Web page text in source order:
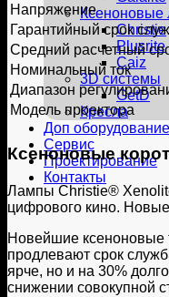
Ксеноновые
Christie
Plusrite
Caiz
3D системы
GetD
Кресла
Доп оборудование
Сервис
Проектирование
Контакты
Напряжение
Гарантийный срок
Средний расчетный
Номинальный ток
Диапазон
Модель проектора
Ксеноновые
Лампы Christie®
цифрового кино.
Новейшие ксеноновые
продлевают срок
ярче, но и на 30%
снижении совокупной